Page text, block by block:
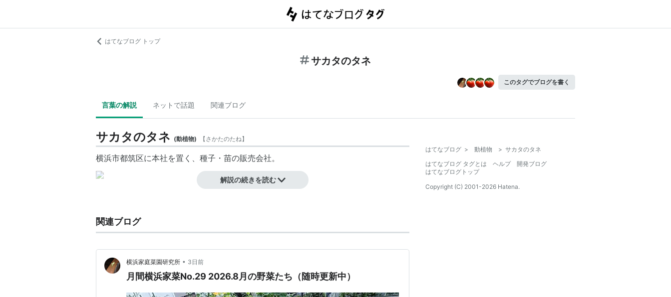
はてなブログ トップ
サカタのタネ
このタグでブログを書く
言葉の解説 ネットで話題 関連ブログ
サカタのタネ (動植物) 【さかたのたね】
横浜市都筑区に本社を置く、種子・苗の販売会社。
解説の続きを読む
関連ブログ
横浜家庭菜園研究所 • 3日前
月間横浜家菜No.29 2026.8月の野菜たち（随時更新中）
はてなブログ > 動植物 > サカタのタネ
はてなブログ タグとは
ヘルプ
開発ブログ
はてなブログトップ
Copyright (C) 2001-2026 Hatena.